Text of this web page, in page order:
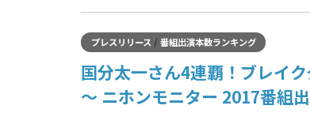
プレスリリース/ 番組出演本数ランキング
国分太一さん4連覇！ブレイ
～ ニホンモニター 2017番組